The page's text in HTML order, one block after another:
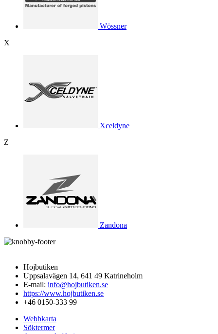
Wössner
X
Xceldyne
Z
Zandona
Hojbutiken
Uppsalavägen 14, 641 49 Katrineholm
E-mail: info@hojbutiken.se
https://www.hojbutiken.se
+46 0150-333 99
Webbkarta
Söktermer